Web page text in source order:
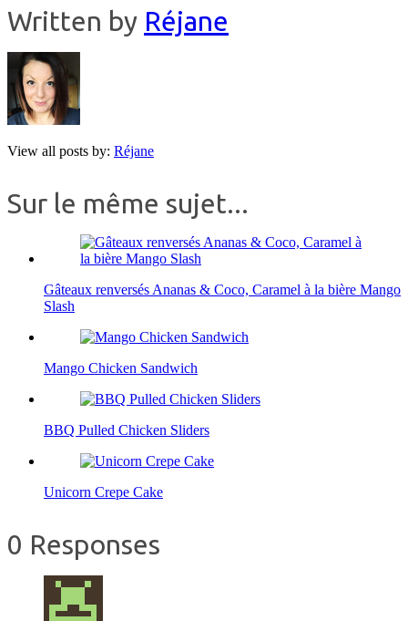
Written by Réjane
View all posts by: Réjane
Sur le même sujet...
Gâteaux renversés Ananas & Coco, Caramel à la bière Mango
Slash
Mango Chicken Sandwich
BBQ Pulled Chicken Sliders
Unicorn Crepe Cake
0 Responses